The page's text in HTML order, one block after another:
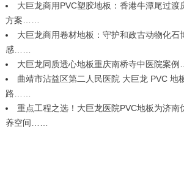
大巨龙商用PVC塑胶地板：香港牛潭尾过渡
方案……
大巨龙商用卷材地板：守护和政古动物化石
感……
大巨龙同质透心地板重庆南桥寺中医院案
曲靖市沾益区第二人民医院 大巨龙 PVC 地
路……
重点工程之选！大巨龙医院PVC地板为济南
养空间……